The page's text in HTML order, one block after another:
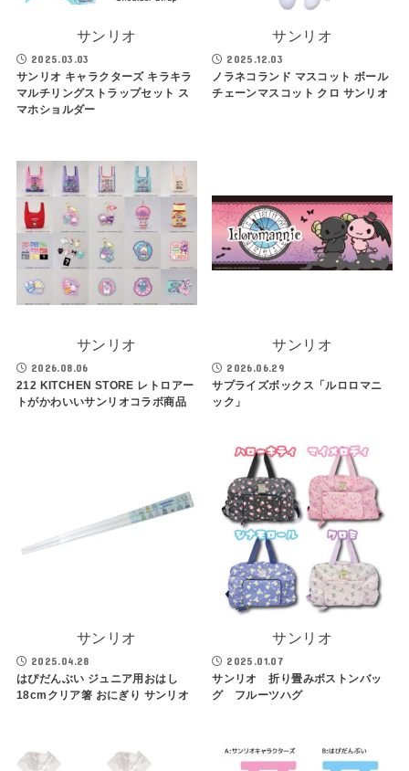
サンリオ
2025.03.03
サンリオ キャラクターズ キラキラ
マルチリングストラップセット ス
マホショルダー
サンリオ
2025.12.03
ノラネコランド マスコット ボール
チェーンマスコット クロ サンリオ
サンリオ
2026.08.06
212 KITCHEN STORE レトロアー
トがかわいいサンリオコラボ商品
サンリオ
2026.06.29
サプライズボックス「ルロロマニ
ック」
サンリオ
2025.04.28
はぴだんぶい ジュニア用おはし
18cmクリア箸 おにぎり サンリオ
サンリオ
2025.01.07
サンリオ 折り畳みボストンバッ
グ フルーツハグ